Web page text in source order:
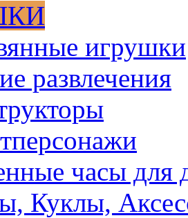
игрушки
развлечения
часы для
Куклы,